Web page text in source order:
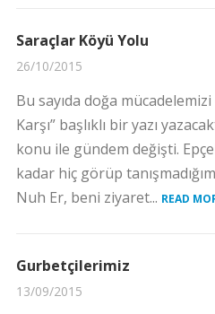
Saraçlar Köyü Yolu
26/10/2015
Bu sayıda doğa
Karşı” başlıklı bir yazı
konu ile gündem değişti.
kadar hiç görüp
Nuh Er, beni ziyaret... READ
Gurbetçilerimiz
13/09/2015